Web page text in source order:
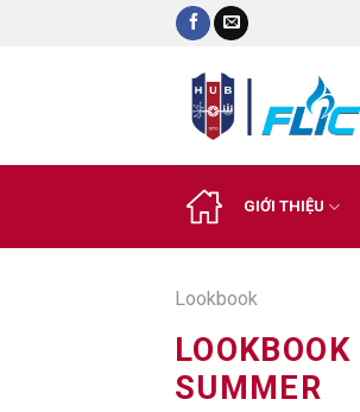
GIỚI THIỆU
Lookbook
LOOKBOOK
SUMMER